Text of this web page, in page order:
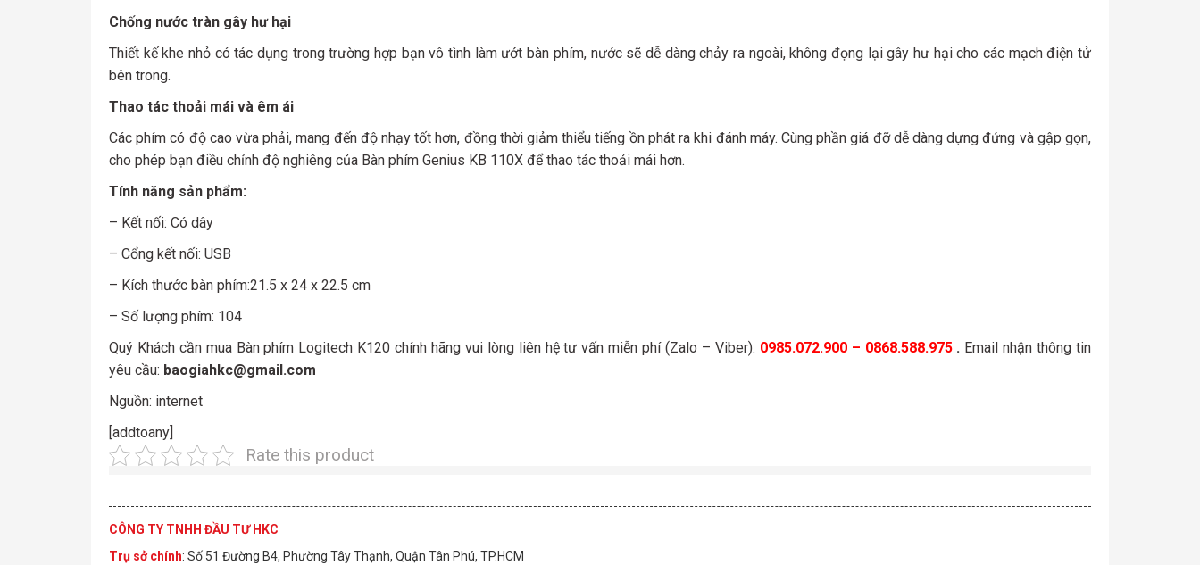
Chống nước tràn gây hư hại
Thiết kế khe nhỏ có tác dụng trong trường hợp bạn vô tình làm ướt bàn phím, nước sẽ dễ dàng chảy ra ngoài, không đọng lại gây hư hại cho các mạch điện tử
bên trong.
Thao tác thoải mái và êm ái
Các phím có độ cao vừa phải, mang đến độ nhạy tốt hơn, đồng thời giảm thiểu tiếng ồn phát ra khi đánh máy. Cùng phần giá đỡ dễ dàng dựng đứng và gập gọn,
cho phép bạn điều chỉnh độ nghiêng của Bàn phím Genius KB 110X để thao tác thoải mái hơn.
Tính năng sản phẩm:
– Kết nối: Có dây
– Cổng kết nối: USB
– Kích thước bàn phím:21.5 x 24 x 22.5 cm
– Số lượng phím: 104
Quý Khách cần mua Bàn phím Logitech K120 chính hãng vui lòng liên hệ tư vấn miễn phí (Zalo – Viber): 0985.072.900 – 0868.588.975. Email nhận thông tin
yêu cầu: baogiahkc@gmail.com
Nguồn: internet
[addtoany]
Rate this product
CÔNG TY TNHH ĐẦU TƯ HKC
Trụ sở chính: Số 51 Đường B4, Phường Tây Thạnh, Quận Tân Phú, TP.HCM